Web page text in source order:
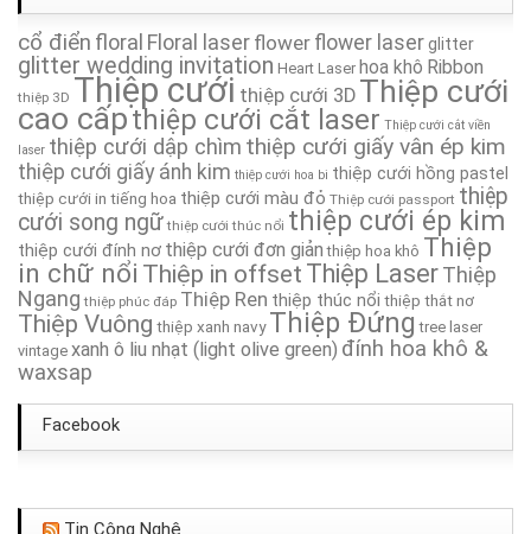
Thiệp Cưới TA177
Thiệp Cưới TA085
Thiệp Cưới TA274
Thiệp Cưới TA232A
Thiệp Cưới TA191
Thiệp Cưới TA283
cổ điển floral Floral laser flower flower laserglitter
glitter wedding invitation Heart Laser hoa khô Ribbon
thiệp 3D Thiệp cưới thiệp cưới 3D Thiệp cưới
cao cấpthiệp cưới cắt laser Thiệp cưới cắt viền
laser thiệp cưới dập chìm thiệp cưới giấy vân ép kim
thiệp cưới giấy ánh kim thiệp cưới hoa bi thiệp cưới hồng pastel
thiệp cưới in tiếng hoa thiệp cưới màu đỏ Thiệp cưới passport thiệp
cưới song ngữ thiệp cưới thúc nổi thiệp cưới ép kim
thiệp cưới đính nơ thiệp cưới đơn giản thiệp hoa khô Thiệp
in chữ nổi Thiệp in offset Thiệp LaserThiệp
Ngang thiệp phúc đáp Thiệp Ren thiệp thúc nổi thiệp thắt nơ
Thiệp Vuông thiệp xanh navy Thiệp Đứng tree laser
vintage xanh ô liu nhạt (light olive green) đính hoa khô &
waxsap
Facebook
Tin Công Nghệ